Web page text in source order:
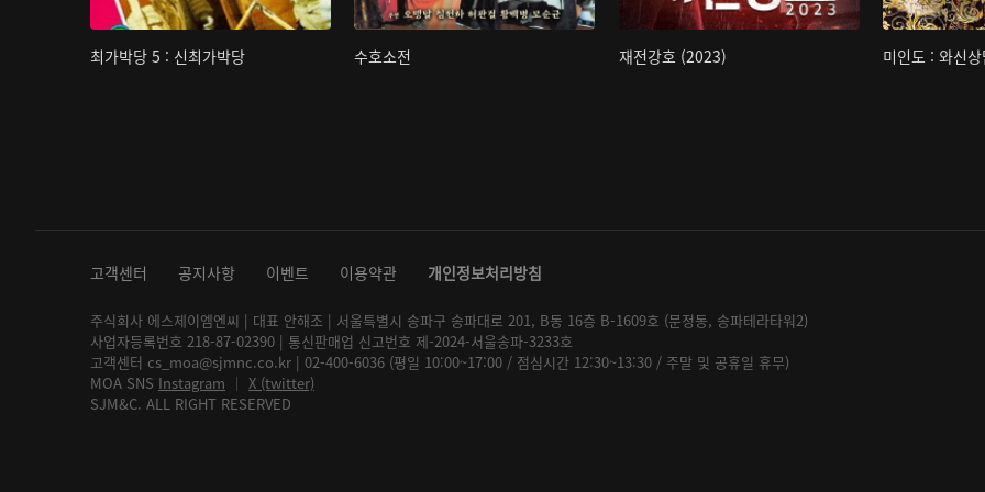
최가박당 5 : 신최가박당 수호소전 재전강호 (2023) 미인도 : 와신
고객센터 공지사항 이벤트 이용약관 개인정보처리방침
주식회사 에스제이엠엔씨 | 대표 안해조 | 서울특별시 송파구 송파대로 201, B동 16층 B-1609호 (문정동, 송파테라타워2)
사업자등록번호 218-87-02390 | 통신판매업 신고번호 제-2024-서울송파-3233호
고객센터 cs_moa@sjmnc.co.kr | 02-400-6036 (평일 10:00~17:00 / 점심시간 12:30~13:30 / 주말 및 공휴일 휴무)
MOA SNS Instagram │ X (twitter)
SJM&C. ALL RIGHT RESERVED